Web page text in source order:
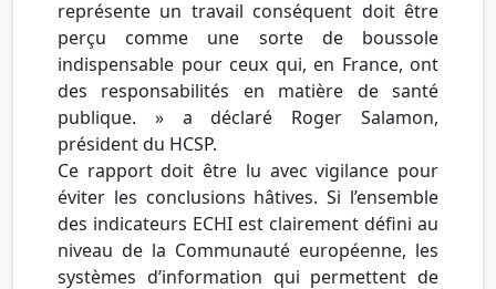
représente un travail conséquent doit être
perçu comme une sorte de boussole
indispensable pour ceux qui, en France, ont
des responsabilités en matière de santé
publique. » a déclaré Roger Salamon,
président du HCSP.
Ce rapport doit être lu avec vigilance pour
éviter les conclusions hâtives. Si l’ensemble
des indicateurs ECHI est clairement défini au
niveau de la Communauté européenne, les
systèmes d’information qui permettent de